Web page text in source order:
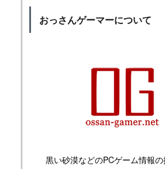
おっさんゲーマーについて
黒い砂漠などのPCゲーム情報の